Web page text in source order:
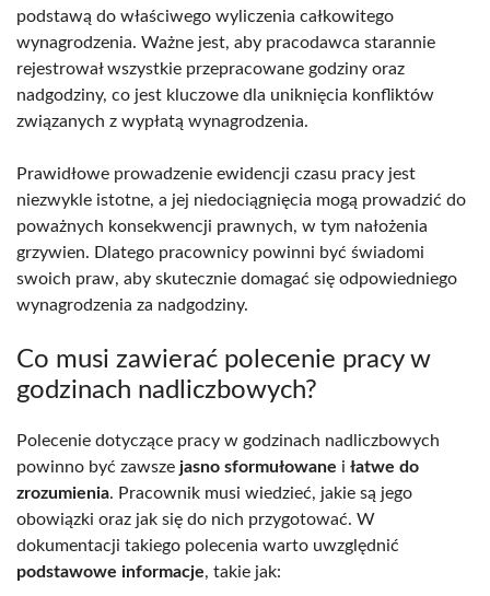
podstawą do właściwego wyliczenia całkowitego
wynagrodzenia. Ważne jest, aby pracodawca starannie
rejestrował wszystkie przepracowane godziny oraz
nadgodziny, co jest kluczowe dla uniknięcia konfliktów
związanych z wypłatą wynagrodzenia.
Prawidłowe prowadzenie ewidencji czasu pracy jest
niezwykle istotne, a jej niedociągnięcia mogą prowadzić do
poważnych konsekwencji prawnych, w tym nałożenia
grzywien. Dlatego pracownicy powinni być świadomi
swoich praw, aby skutecznie domagać się odpowiedniego
wynagrodzenia za nadgodziny.
Co musi zawierać polecenie pracy w
godzinach nadliczbowych?
Polecenie dotyczące pracy w godzinach nadliczbowych
powinno być zawsze jasno sformułowane i łatwe do
zrozumienia. Pracownik musi wiedzieć, jakie są jego
obowiązki oraz jak się do nich przygotować. W
dokumentacji takiego polecenia warto uwzględnić
podstawowe informacje, takie jak: